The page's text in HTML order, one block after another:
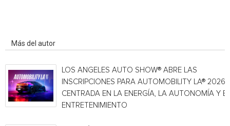
Más del autor
LOS ANGELES AUTO SHOW® ABRE LAS
INSCRIPCIONES PARA AUTOMOBILITY LA® 2026,
CENTRADA EN LA ENERGÍA, LA AUTONOMÍA Y EL
ENTRETENIMIENTO